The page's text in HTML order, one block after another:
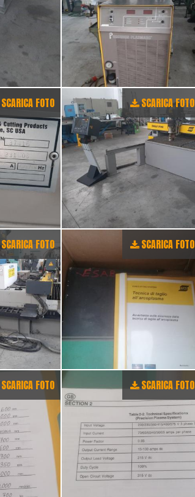
SCARICA FOTO SCARICA FOTO
SCARICA FOTO SCARICA FOTO
SCARICA FOTO SCARICA FOTO